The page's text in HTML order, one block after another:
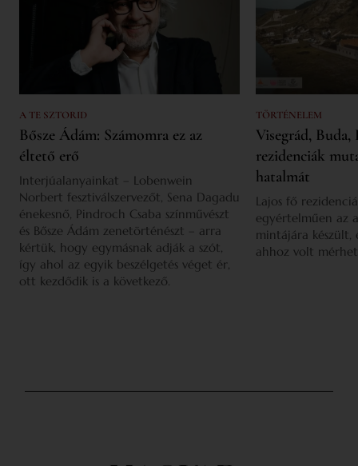
A TE SZTORID
Bősze Ádám: Számomra ez az
éltető erő
Interjúalanyainkat – Lobenwein
Norbert fesztiválszervezőt, Sena Dagadu
énekesnő, Pindroch Csaba színművészt
és Bősze Ádám zenetörténészt – arra
kértük, hogy egymásnak adják a szót,
így ahol az egyik beszélgetés véget ér,
ott kezdődik is a következő.
TÖRTÉNELEM
Visegrád,
rezidenciák
hatalmát
Lajos fő
egyértelműen az
mintájára készült,
ahhoz volt